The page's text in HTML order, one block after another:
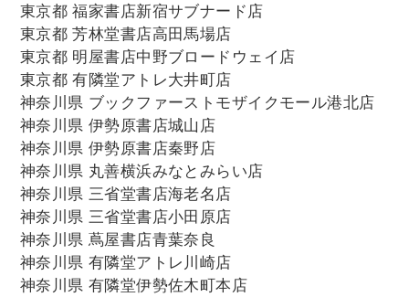
東京都 福家書店新宿サブナード店
東京都 芳林堂書店高田馬場店
東京都 明屋書店中野ブロードウェイ店
東京都 有隣堂アトレ大井町店
神奈川県 ブックファーストモザイクモール港北店
神奈川県 伊勢原書店城山店
神奈川県 伊勢原書店秦野店
神奈川県 丸善横浜みなとみらい店
神奈川県 三省堂書店海老名店
神奈川県 三省堂書店小田原店
神奈川県 蔦屋書店青葉奈良
神奈川県 有隣堂アトレ川崎店
神奈川県 有隣堂伊勢佐木町本店